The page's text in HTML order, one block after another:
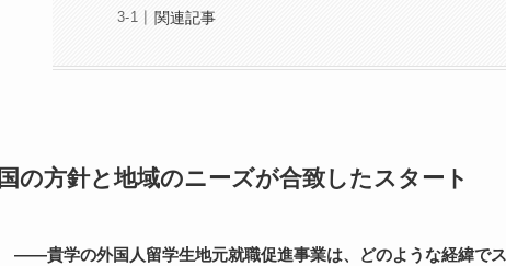
関連記事
国の方針と地域のニーズが合致したスタート
――貴学の外国人留学生地元就職促進事業は、どのような経緯でス